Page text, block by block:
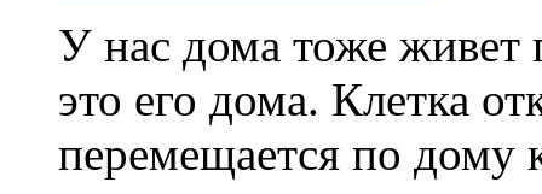
У нас дома тоже живет
это его дома. Клетка
перемещается по дому